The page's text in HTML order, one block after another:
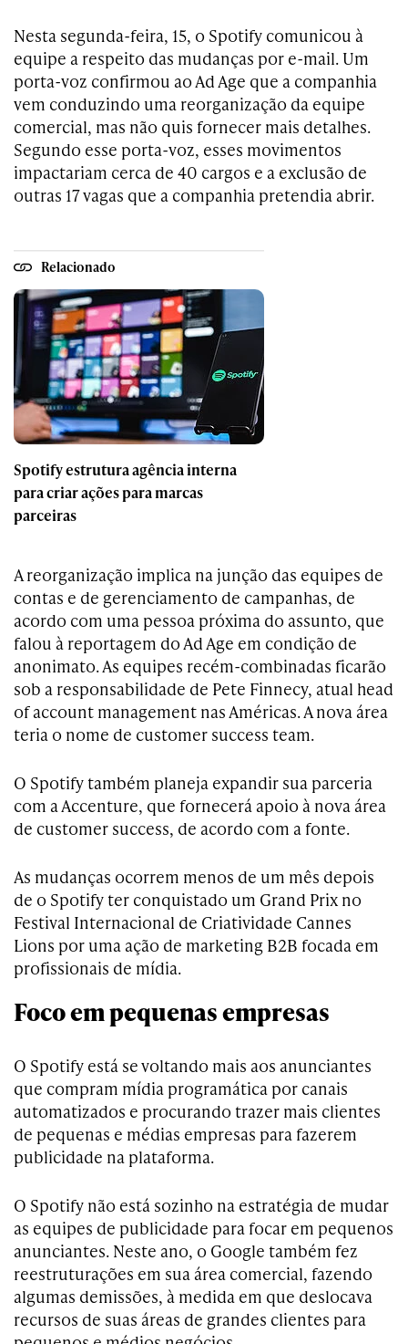
Nesta segunda-feira, 15, o Spotify comunicou à
equipe a respeito das mudanças por e-mail. Um
porta-voz confirmou ao Ad Age que a companhia
vem conduzindo uma reorganização da equipe
comercial, mas não quis fornecer mais detalhes.
Segundo esse porta-voz, esses movimentos
impactariam cerca de 40 cargos e a exclusão de
outras 17 vagas que a companhia pretendia abrir.
Relacionado
Spotify estrutura agência interna
para criar ações para marcas
parceiras
A reorganização implica na junção das equipes de
contas e de gerenciamento de campanhas, de
acordo com uma pessoa próxima do assunto, que
falou à reportagem do Ad Age em condição de
anonimato. As equipes recém-combinadas ficarão
sob a responsabilidade de Pete Finnecy, atual head
of account management nas Américas. A nova área
teria o nome de customer success team.
O Spotify também planeja expandir sua parceria
com a Accenture, que fornecerá apoio à nova área
de customer success, de acordo com a fonte.
As mudanças ocorrem menos de um mês depois
de o Spotify ter conquistado um Grand Prix no
Festival Internacional de Criatividade Cannes
Lions por uma ação de marketing B2B focada em
profissionais de mídia.
Foco em pequenas empresas
O Spotify está se voltando mais aos anunciantes
que compram mídia programática por canais
automatizados e procurando trazer mais clientes
de pequenas e médias empresas para fazerem
publicidade na plataforma.
O Spotify não está sozinho na estratégia de mudar
as equipes de publicidade para focar em pequenos
anunciantes. Neste ano, o Google também fez
reestruturações em sua área comercial, fazendo
algumas demissões, à medida em que deslocava
recursos de suas áreas de grandes clientes para